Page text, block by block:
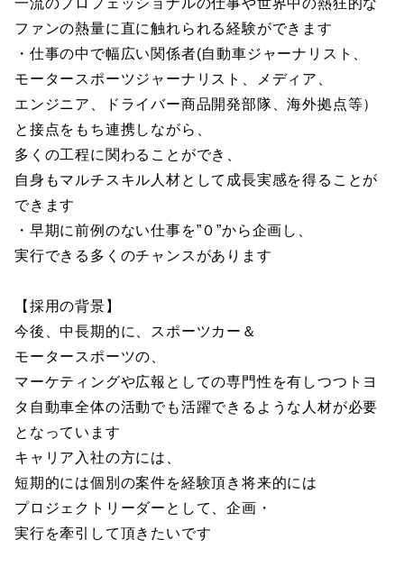
一流のプロフェッショナルの仕事や世界中の熱狂的な
ファンの熱量に直に触れられる経験ができます
・仕事の中で幅広い関係者(自動車ジャーナリスト、
モータースポーツジャーナリスト、メディア、
エンジニア、ドライバー商品開発部隊、海外拠点等）
と接点をもち連携しながら、
多くの工程に関わることができ、
自身もマルチスキル人材として成長実感を得ることが
できます
・早期に前例のない仕事を”０”から企画し、
実行できる多くのチャンスがあります
【採用の背景】
今後、中長期的に、スポーツカー＆
モータースポーツの、
マーケティングや広報としての専門性を有しつつトヨ
タ自動車全体の活動でも活躍できるような人材が必要
となっています
キャリア入社の方には、
短期的には個別の案件を経験頂き将来的には
プロジェクトリーダーとして、企画・
実行を牽引して頂きたいです